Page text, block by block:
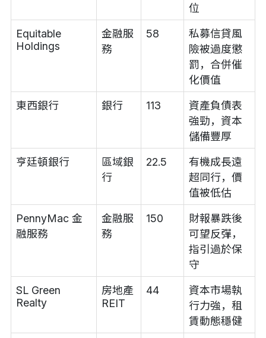
位
Equitable
Holdings
金融服
務
58
私募信貸風
險被過度懲
罰，合併催
化價值
東西銀行 銀行 113
資產負債表
強勁，資本
儲備豐厚
亨廷頓銀行
區域銀
行
22.5
有機成長遠
超同行，價
值被低估
PennyMac 金
融服務
金融服
務
150
財報暴跌後
可望反彈，
指引過於保
守
SL Green
Realty
房地產
REIT
44
資本市場執
行力強，租
賃動態穩健